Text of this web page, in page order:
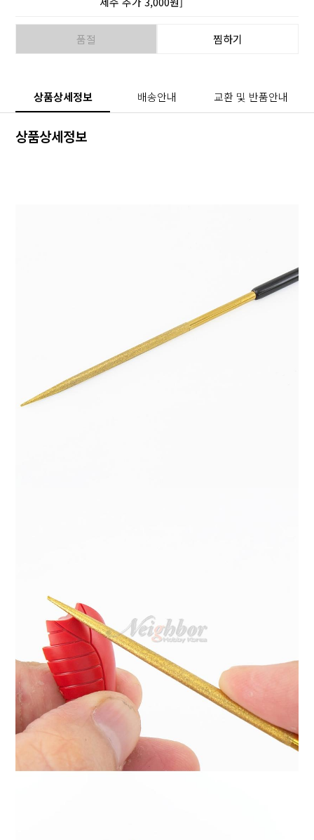
품절 찜하기
상품상세정보 배송안내 교환 및 반품안내
상품상세정보